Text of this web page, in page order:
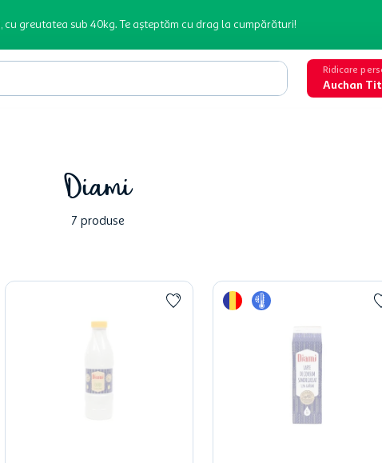
greutatea sub 40kg. Te așteptăm cu drag la cumpărături!
Ridicare
Auchan
Diami
7 produse